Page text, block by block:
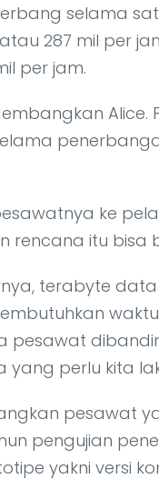
selama
287 mil per
per jam.
ke
rencana itu bisa
terabyte
perlu kita
pesawat
pengujian
yakni versi